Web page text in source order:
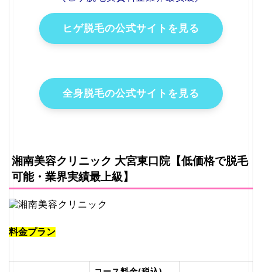
ヒゲ脱毛の公式サイトを見る
全身脱毛の公式サイトを見る
湘南美容クリニック 大宮東口院【低価格で脱毛
可能・業界実績最上級】
料金プラン